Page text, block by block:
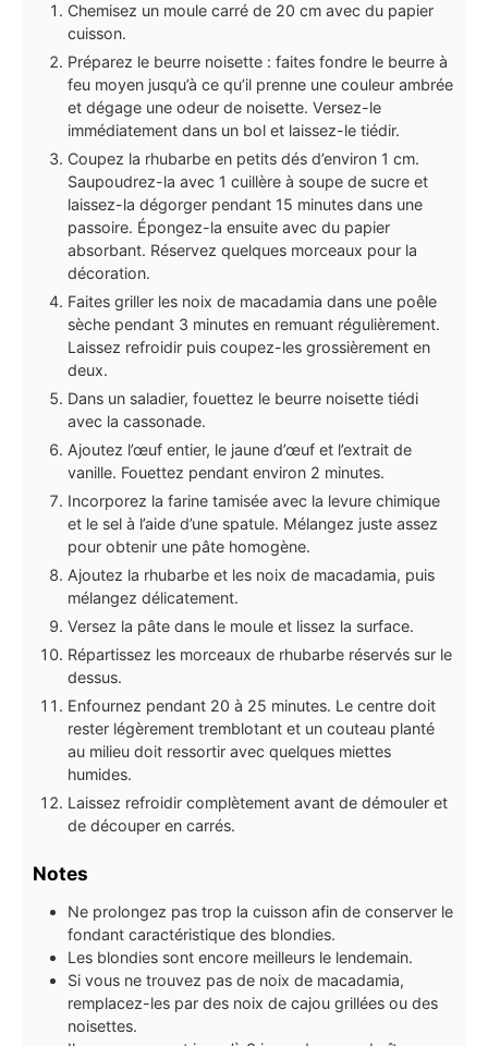
Chemisez un moule carré de 20 cm avec du papier
cuisson.
Préparez le beurre noisette : faites fondre le beurre à
feu moyen jusqu’à ce qu’il prenne une couleur ambrée
et dégage une odeur de noisette. Versez-le
immédiatement dans un bol et laissez-le tiédir.
Coupez la rhubarbe en petits dés d’environ 1 cm.
Saupoudrez-la avec 1 cuillère à soupe de sucre et
laissez-la dégorger pendant 15 minutes dans une
passoire. Épongez-la ensuite avec du papier
absorbant. Réservez quelques morceaux pour la
décoration.
Faites griller les noix de macadamia dans une poêle
sèche pendant 3 minutes en remuant régulièrement.
Laissez refroidir puis coupez-les grossièrement en
deux.
Dans un saladier, fouettez le beurre noisette tiédi
avec la cassonade.
Ajoutez l’œuf entier, le jaune d’œuf et l’extrait de
vanille. Fouettez pendant environ 2 minutes.
Incorporez la farine tamisée avec la levure chimique
et le sel à l’aide d’une spatule. Mélangez juste assez
pour obtenir une pâte homogène.
Ajoutez la rhubarbe et les noix de macadamia, puis
mélangez délicatement.
Versez la pâte dans le moule et lissez la surface.
Répartissez les morceaux de rhubarbe réservés sur le
dessus.
Enfournez pendant 20 à 25 minutes. Le centre doit
rester légèrement tremblotant et un couteau planté
au milieu doit ressortir avec quelques miettes
humides.
Laissez refroidir complètement avant de démouler et
de découper en carrés.
Notes
Ne prolongez pas trop la cuisson afin de conserver le
fondant caractéristique des blondies.
Les blondies sont encore meilleurs le lendemain.
Si vous ne trouvez pas de noix de macadamia,
remplacez-les par des noix de cajou grillées ou des
noisettes.